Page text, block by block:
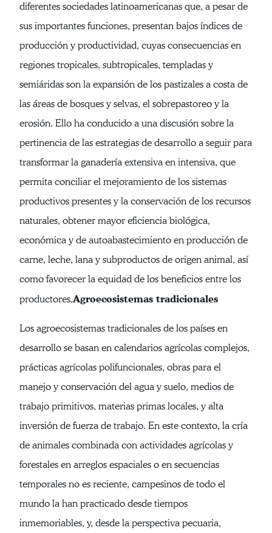
diferentes sociedades latinoamericanas que, a pesar de
sus importantes funciones, presentan bajos índices de
producción y productividad, cuyas consecuencias en
regiones tropicales, subtropicales, templadas y
semiáridas son la expansión de los pastizales a costa de
las áreas de bosques y selvas, el sobrepastoreo y la
erosión. Ello ha conducido a una discusión sobre la
pertinencia de las estrategias de desarrollo a seguir para
transformar la ganadería extensiva en intensiva, que
permita conciliar el mejoramiento de los sistemas
productivos presentes y la conservación de los recursos
naturales, obtener mayor eficiencia biológica,
económica y de autoabastecimiento en producción de
carne, leche, lana y subproductos de origen animal, así
como favorecer la equidad de los beneficios entre los
productores.Agroecosistemas tradicionales
Los agroecosistemas tradicionales de los países en
desarrollo se basan en calendarios agrícolas complejos,
prácticas agrícolas polifuncionales, obras para el
manejo y conservación del agua y suelo, medios de
trabajo primitivos, materias primas locales, y alta
inversión de fuerza de trabajo. En este contexto, la cría
de animales combinada con actividades agrícolas y
forestales en arreglos espaciales o en secuencias
temporales no es reciente, campesinos de todo el
mundo la han practicado desde tiempos
inmemoriables, y, desde la perspectiva pecuaria,